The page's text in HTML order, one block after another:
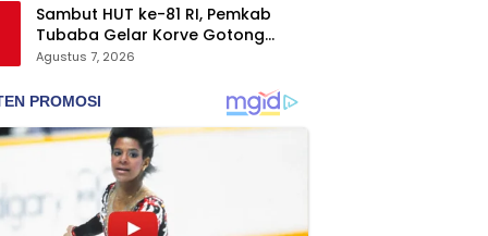
Sambut HUT ke-81 RI, Pemkab
Tubaba Gelar Korve Gotong
Royong dan Bersih-Bersih
Agustus 7, 2026